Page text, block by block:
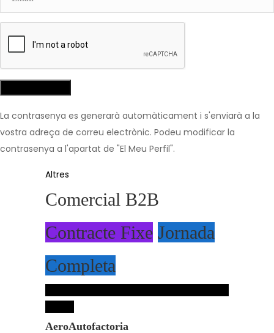
La contrasenya es generarà automàticament i s'enviarà a la
vostra adreça de correu electrònic. Podeu modificar la
contrasenya a l'apartat de "El Meu Perfil".
Altres
Comercial B2B
Contracte Fixe Jornada
Completa
AeroAutofactoria